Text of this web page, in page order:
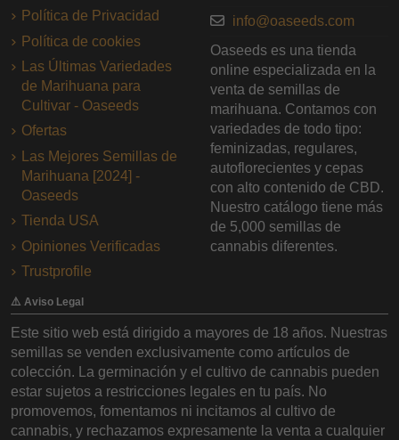
Política de Privacidad
Política de cookies
Las Últimas Variedades
de Marihuana para
Cultivar - Oaseeds
Ofertas
Las Mejores Semillas de
Marihuana [2024] -
Oaseeds
Tienda USA
Opiniones Verificadas
Trustprofile
info@oaseeds.com
Oaseeds es una tienda
online especializada en la
venta de semillas de
marihuana. Contamos con
variedades de todo tipo:
feminizadas, regulares,
autoflorecientes y cepas
con alto contenido de CBD.
Nuestro catálogo tiene más
de 5,000 semillas de
cannabis diferentes.
⚠️ Aviso Legal
Este sitio web está dirigido a mayores de 18 años. Nuestras
semillas se venden exclusivamente como artículos de
colección. La germinación y el cultivo de cannabis pueden
estar sujetos a restricciones legales en tu país. No
promovemos, fomentamos ni incitamos al cultivo de
cannabis, y rechazamos expresamente la venta a cualquier